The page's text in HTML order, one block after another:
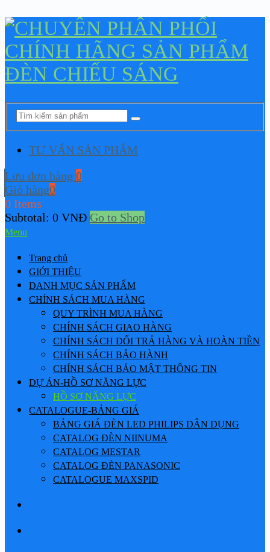
TƯ VẤN SẢN PHẨM
Lưu đơn hàng 0
Giỏ hàng0
0 Items
Subtotal: 0 VNĐ Go to Shop
Menu
Trang chủ
GIỚI THIỆU
DANH MỤC SẢN PHẨM
CHÍNH SÁCH MUA HÀNG
QUY TRÌNH MUA HÀNG
CHÍNH SÁCH GIAO HÀNG
CHÍNH SÁCH ĐỔI TRẢ HÀNG VÀ HOÀN TIỀN
CHÍNH SÁCH BẢO HÀNH
CHÍNH SÁCH BẢO MẬT THÔNG TIN
DỰ ÁN-HỒ SƠ NĂNG LỰC
HỒ SƠ NĂNG LỰC
CATALOGUE-BẢNG GIÁ
BẢNG GIÁ ĐÈN LED PHILIPS DÂN DỤNG
CATALOG ĐÈN NIINUMA
CATALOG MESTAR
CATALOG ĐÈN PANASONIC
CATALOGUE MAXSPID